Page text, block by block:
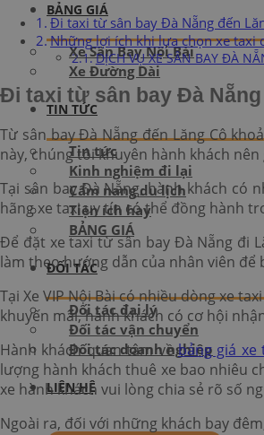
BẢNG GIÁ
Xe Sân Bay Nội Bài
Xe Đường Dài
TIN TỨC
Tin tức
Kinh nghiệm đi lại
Cẩm nang du lịch
Tiện ích hay
BẢNG GIÁ
ĐỐI TÁC
Đối tác đại lý
Đối tác vận chuyển
Đối tác doanh nghiệp
LIÊN HỆ
Đi taxi từ sân bay Đà Nẵng đến
Những lợi ích khi lựa chọn xe taxi
DỊCH VỤ XE SÂN BAY ĐÀ
Đi taxi từ sân bay Đà
Từ sân bay Đà Nẵng đến Lăng Cô
này, chúng tôi khuyên hành khách
Tại sân bay Đà Nẵng, hành khách có
hãng xe taxi uy tín có thể đồng hành
Để đặt xe taxi từ sân bay Đà Nẵng đi
làm theo hướng dẫn của nhân viên để
Tại Xe VIP Nội Bài có nhiều dòng xe
khuyến mãi, hành khách có cơ hội
Hành khách quan tâm vềbảng giá
lượng hành khách thuê xe bao nhiêu
xe hành khách vui lòng chia sẻ rõ số
Ngoài ra, đối với những khách bay